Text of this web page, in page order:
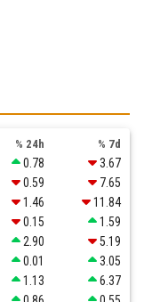
% 24h % 7d
0.78
3.67
0.59
7.65
1.46
11.84
0.15
1.59
2.90
5.19
0.01
3.05
1.13
6.37